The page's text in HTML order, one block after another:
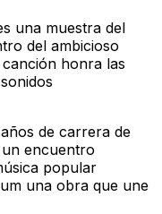
una muestra del
del ambicioso
canción honra las
de carrera de
encuentro
popular
una obra que une